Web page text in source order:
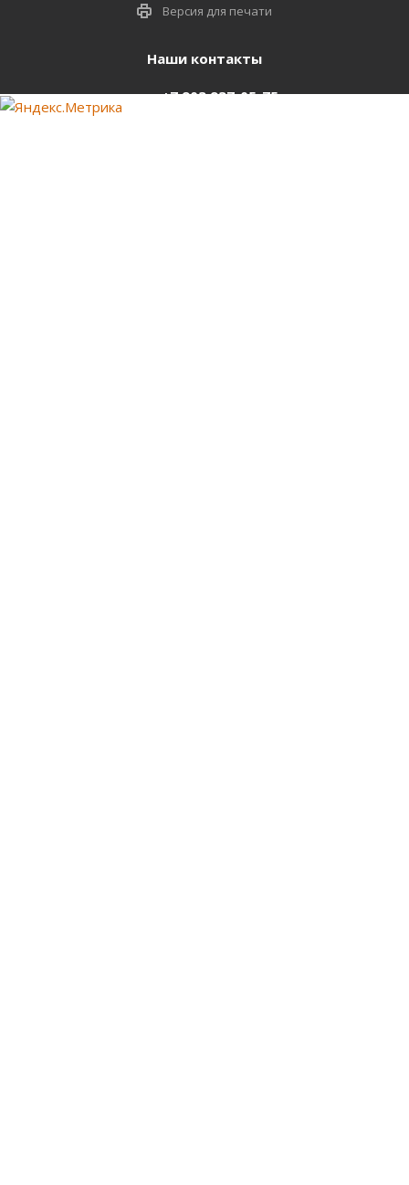
Версия для печати
Наши контакты
+7 903 937-05-75